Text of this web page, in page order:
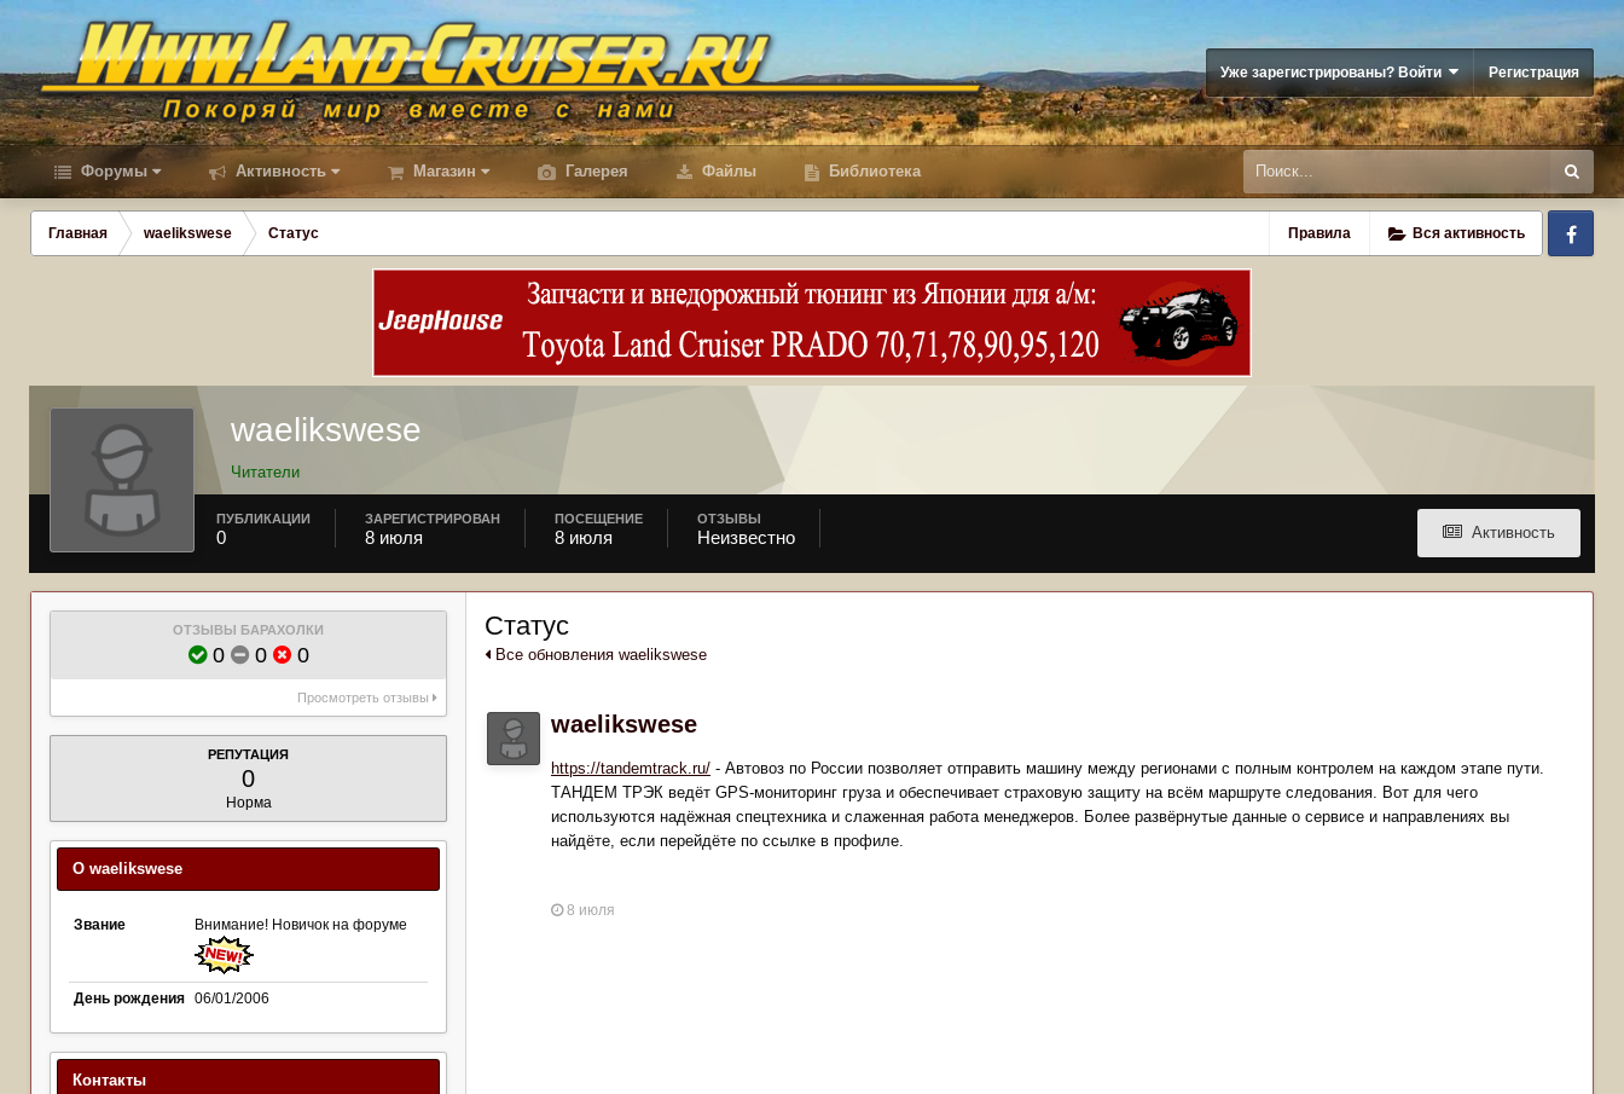
Уже зарегистрированы? Войти Регистрация
Форумы Активность Магазин Галерея Файлы Библиотека
Правила Вся активность
Главная waelikswese Статус
waelikswese
Читатели
Активность
ПУБЛИКАЦИИ
0
ЗАРЕГИСТРИРОВАН
8 июля
ПОСЕЩЕНИЕ
8 июля
ОТЗЫВЫ
Неизвестно
ОТЗЫВЫ БАРАХОЛКИ
0 0 0
Просмотреть отзывы
РЕПУТАЦИЯ
0
Норма
О waelikswese
Звание Внимание! Новичок на форуме
День рождения 06/01/2006
Контакты
Статус
Все обновления waelikswese
waelikswese
https://tandemtrack.ru/ - Автовоз по России позволяет отправить машину между регионами с полным контролем на каждом этапе пути.
ТАНДЕМ ТРЭК ведёт GPS-мониторинг груза и обеспечивает страховую защиту на всём маршруте следования. Вот для чего
используются надёжная спецтехника и слаженная работа менеджеров. Более развёрнутые данные о сервисе и направлениях вы
найдёте, если перейдёте по ссылке в профиле.
8 июля